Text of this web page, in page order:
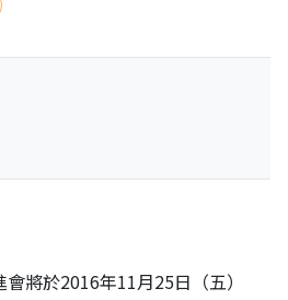
將於2016年11月25日（五）